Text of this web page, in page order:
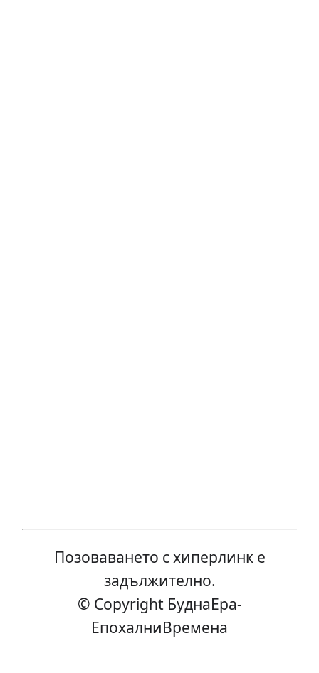
Позоваването с хиперлинк е
задължително.
© Copyright БуднаEра-
ЕпохалниВремена